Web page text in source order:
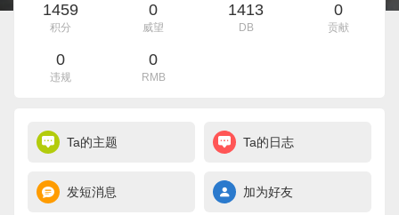
1459
积分
0
威望
1413
DB
0
贡献
0
违规
0
RMB
Ta的主题 Ta的日志
发短消息 加为好友